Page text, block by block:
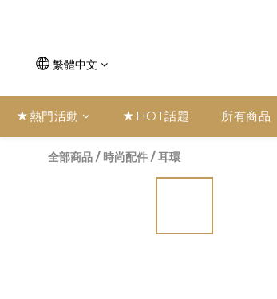
繁體中文
★熱門活動 ★HOT話題 所有商品
全部商品 / 時尚配件 /耳環